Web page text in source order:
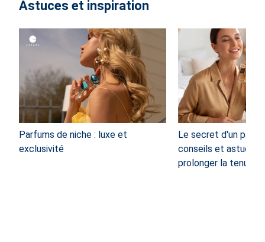
Astuces et inspiration
Parfums de niche : luxe et
exclusivité
Le secret d'un
conseils et astuces
prolonger la tenue